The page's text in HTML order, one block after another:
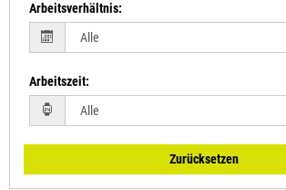
Arbeitsverhältnis:
Arbeitszeit:
Zurücksetzen